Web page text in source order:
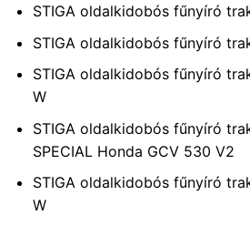
STIGA oldalkidobós fűnyíró
STIGA oldalkidobós fűnyíró
STIGA oldalkidobós fűnyíró
W
STIGA oldalkidobós fűnyíró
SPECIAL Honda GCV 530 V2
STIGA oldalkidobós fűnyíró
W